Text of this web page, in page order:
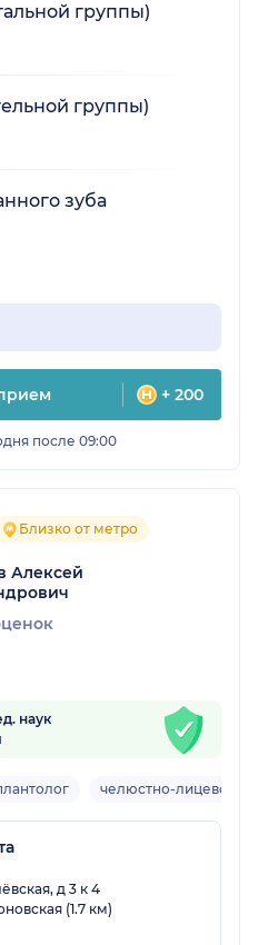
группы)
группы)
зуба
+ 200
после 09:00
Близко от метро
Алексей
наук
челюстно-лицевой
д 3 к 4
(1.7 км)